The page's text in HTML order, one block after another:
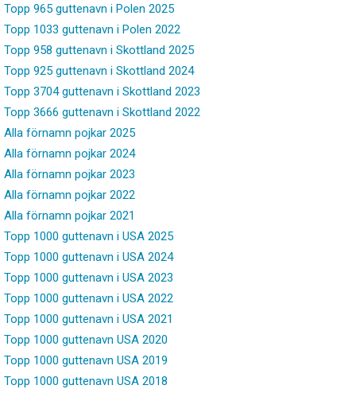
Topp 965 guttenavn i Polen 2025
Topp 1033 guttenavn i Polen 2022
Topp 958 guttenavn i Skottland 2025
Topp 925 guttenavn i Skottland 2024
Topp 3704 guttenavn i Skottland 2023
Topp 3666 guttenavn i Skottland 2022
Alla förnamn pojkar 2025
Alla förnamn pojkar 2024
Alla förnamn pojkar 2023
Alla förnamn pojkar 2022
Alla förnamn pojkar 2021
Topp 1000 guttenavn i USA 2025
Topp 1000 guttenavn i USA 2024
Topp 1000 guttenavn i USA 2023
Topp 1000 guttenavn i USA 2022
Topp 1000 guttenavn i USA 2021
Topp 1000 guttenavn USA 2020
Topp 1000 guttenavn USA 2019
Topp 1000 guttenavn USA 2018